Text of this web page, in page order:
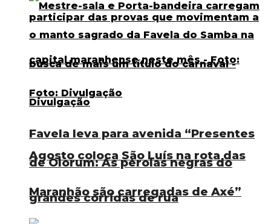
Favela leva para avenida “Presentes
de Olorum: As pérolas negras do
Maranhão são carregadas de Axé”
Agosto coloca São Luís na rota das
grandes corridas de rua